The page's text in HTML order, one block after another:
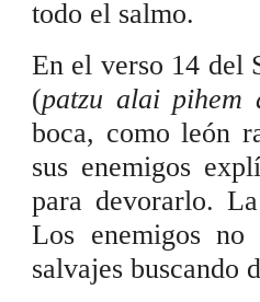
todo el salmo.
En el verso 14 del
(patzu alai pihem
boca, como león
sus enemigos
para devorarlo.
Los enemigos no
salvajes buscando